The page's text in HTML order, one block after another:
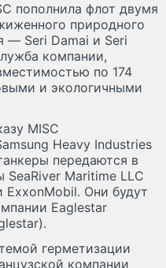
пополнила флот двумя
природного
— Seri Damai и Seri
компании,
по 174
и экологичными
MISC
Heavy Industries
передаются в
Maritime LLC
Они будут
Eaglestar
герметизации
компании